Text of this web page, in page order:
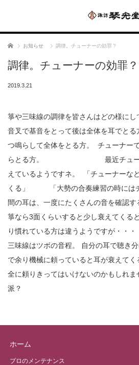
ホーム お知らせ 調律。チューナーの効罪？
調律。チューナーの効罪？
2019.3.21
箏や三味線の調律を皆さんはどの様に
音叉で基音をとって後は全体を耳で
つ鳴らして全体をとる方。 チューナー
らとる方。 最近チューナー
えているようですネ。 「チューナーな
くる」 「大勢の合奏練習の時には
間の耳は、一度にたくさんの音を確認す
箏なら3面くらいすると少し衰えてくる
り慣れている方は違うようですが・・
三味線はツボの音程。 自分の耳で聴き
で余り機械に頼っていると耳が衰えて
全に頼りきってはいけないのかもしれま
派？
ホーム
プロのメンテナンス